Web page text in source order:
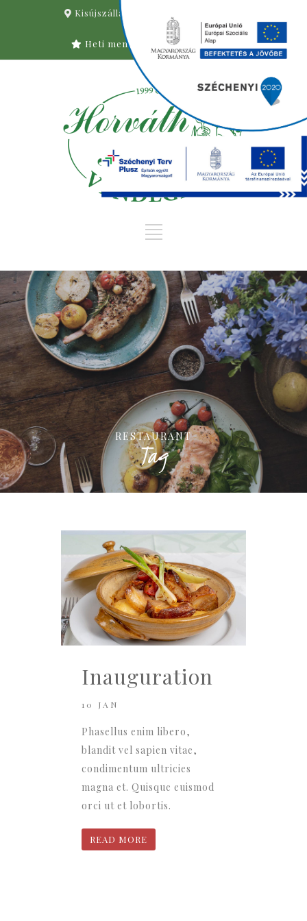
Kisújszállás, Nagy Imre u. 2.
-59/321-285
Heti menü
Asztalfoglalás
RESTAURANT
Tag
Inauguration
10 JAN
Phasellus enim libero,
blandit vel sapien vitae,
condimentum ultricies
magna et. Quisque euismod
orci ut et lobortis.
READ MORE